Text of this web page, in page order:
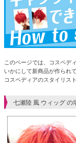
このページでは、コスペデ
いかにして新商品が作られ
コスペディアのスタイリス
七瀬陸 風 ウィッグ の